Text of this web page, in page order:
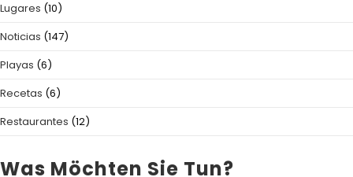
Lugares (10)
Noticias (147)
Playas (6)
Recetas (6)
Restaurantes (12)
Was Möchten Sie Tun?